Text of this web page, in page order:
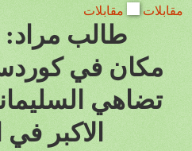
مقابلات مقابلات
طالب مراد:
مكان في
تضاهي
الاكبر